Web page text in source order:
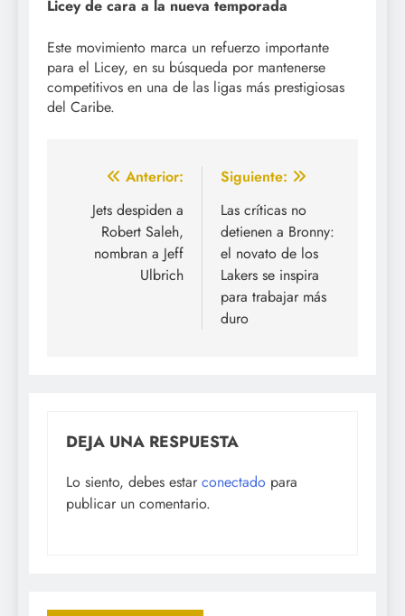
Licey de cara a la nueva temporada
Este movimiento marca un refuerzo importante
para el Licey, en su búsqueda por mantenerse
competitivos en una de las ligas más prestigiosas
del Caribe.
Navegación
entradas
Anterior:
Jets despiden a
Robert Saleh,
nombran a Jeff
Ulbrich
Siguiente:
Las críticas no
detienen a Bronny:
el novato de los
Lakers se inspira
para trabajar más
duro
DEJA UNA RESPUESTA
Lo siento, debes estar conectado para
publicar un comentario.